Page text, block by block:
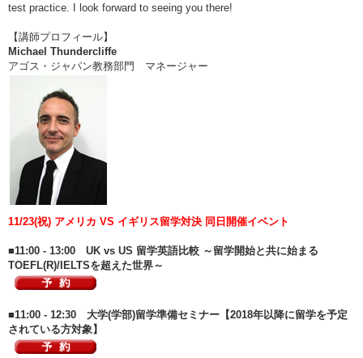
test practice. I look forward to seeing you there!
【講師プロフィール】
Michael Thundercliffe
アゴス・ジャパン教務部門 マネージャー
11/23(祝) アメリカ VS イギリス留学対決 同日開催イベント
■11:00 - 13:00 UK vs US 留学英語比較 ～留学開始と共に始まる
TOEFL(R)/IELTSを超えた世界～
■11:00 - 12:30 大学(学部)留学準備セミナー【2018年以降に留学を予定
されている方対象】